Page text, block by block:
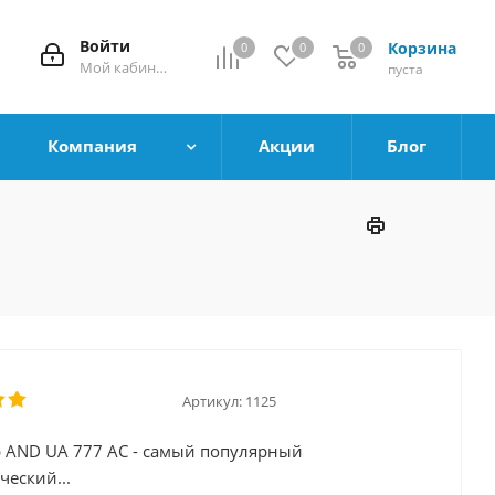
0 0 Корзина
0
пуста
0
Войти
Мой кабинет
Компания Акции Блог
Артикул: 1125
AND UA 777 AC - самый популярный